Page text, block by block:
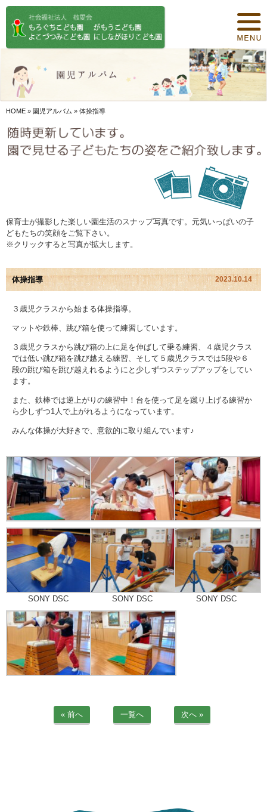
HOME » 園児アルバム » 体操指導
保育士が撮影した楽しい園生活のスナップ写真です。元気いっぱいの子
どもたちの笑顔をご覧下さい。
※クリックすると写真が拡大します。
体操指導 2023.10.14
３歳児クラスから始まる体操指導。
マットや鉄棒、跳び箱を使って練習しています。
３歳児クラスから跳び箱の上に足を伸ばして乗る練習、４歳児クラス
では低い跳び箱を跳び越える練習、そして５歳児クラスでは5段や６
段の跳び箱を跳び越えれるようにと少しずつステップアップをしてい
ます。
また、鉄棒では逆上がりの練習中！台を使って足を蹴り上げる練習か
ら少しずつ1人で上がれるようになっています。
みんな体操が大好きで、意欲的に取り組んでいます♪
SONY DSC SONY DSC SONY DSC
« 前へ 一覧へ 次へ »
保育について
食事について
オリジナル保育
年間行事
お知らせ
園児アルバム
入園のご案内
採用情報
プライバシーポリシー
ケイアイクラブ
お問い合わせ
医師の許可証
勤務証明書
苦情解決公表
法人詳細情報
重要事項説明書
第三者評価報告書
園の自己評価公表